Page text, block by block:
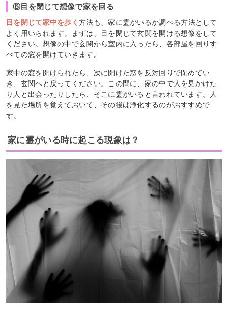
⑥目を閉じて想像で家を回る
目を閉じて家中を歩く 方法も、家に霊がいるか調べる方法として
よく用いられます。まずは、目を閉じて玄関を開ける想像をして
ください。想像の中で玄関から室内に入ったら、各部屋を回りす
べての窓を開けていきます。
家中の窓を開けられたら、次に開けた窓を反対回りで閉めてい
き、玄関へと戻ってください。この間に、家の中で人を見かけた
り人と出会ったりしたら、そこに霊がいると言われています。人
を見た場所を覚えておいて、その後は浄化するのがおすすめで
す。
家に霊がいる時に起こる現象は？